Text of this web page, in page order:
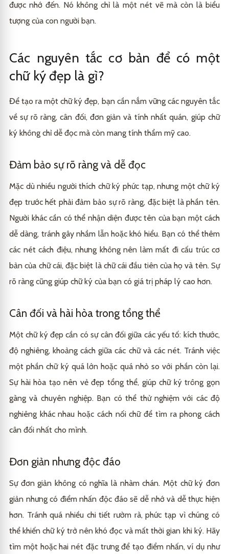
được nhớ đến. Nó không chỉ là một nét vẽ mà còn là biểu
tượng của con người bạn.
Các nguyên tắc cơ bản để có một
chữ ký đẹp là gì?
Để tạo ra một chữ ký đẹp, bạn cần nắm vững các nguyên tắc
về sự rõ ràng, cân đối, đơn giản và tính nhất quán, giúp chữ
ký không chỉ dễ đọc mà còn mang tính thẩm mỹ cao.
Đảm bảo sự rõ ràng và dễ đọc
Mặc dù nhiều người thích chữ ký phức tạp, nhưng một chữ ký
đẹp trước hết phải đảm bảo sự rõ ràng, đặc biệt là phần tên.
Người khác cần có thể nhận diện được tên của bạn một cách
dễ dàng, tránh gây nhầm lẫn hoặc khó hiểu. Bạn có thể thêm
các nét cách điệu, nhưng không nên làm mất đi cấu trúc cơ
bản của chữ cái, đặc biệt là chữ cái đầu tiên của họ và tên. Sự
rõ ràng cũng giúp chữ ký của bạn có giá trị pháp lý cao hơn.
Cân đối và hài hòa trong tổng thể
Một chữ ký đẹp cần có sự cân đối giữa các yếu tố: kích thước,
độ nghiêng, khoảng cách giữa các chữ và các nét. Tránh việc
một phần chữ ký quá lớn hoặc quá nhỏ so với phần còn lại.
Sự hài hòa tạo nên vẻ đẹp tổng thể, giúp chữ ký trông gọn
gàng và chuyên nghiệp. Bạn có thể thử nghiệm với các độ
nghiêng khác nhau hoặc cách nối chữ để tìm ra phong cách
cân đối nhất cho mình.
Đơn giản nhưng độc đáo
Sự đơn giản không có nghĩa là nhàm chán. Một chữ ký đơn
giản nhưng có điểm nhấn độc đáo sẽ dễ nhớ và dễ thực hiện
hơn. Tránh quá nhiều chi tiết rườm rà, phức tạp vì chúng có
thể khiến chữ ký trở nên khó đọc và mất thời gian khi ký. Hãy
tìm một hoặc hai nét đặc trưng để tạo điểm nhấn, ví dụ như